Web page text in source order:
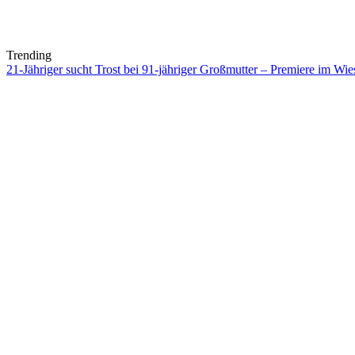
Trending
21-Jähriger sucht Trost bei 91-jähriger Großmutter – Premiere im